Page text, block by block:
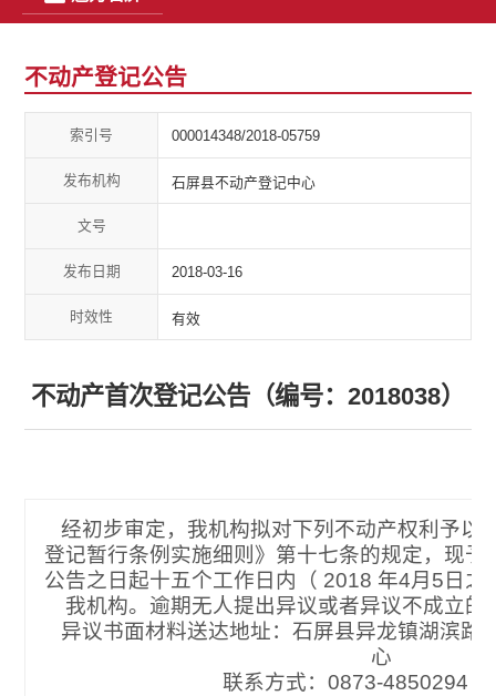
不动产登记公告
索引号 000014348/2018-05759
发布机构 石屏县不动产登记中心
文号
发布日期 2018-03-16
时效性 有效
不动产首次登记公告（编号：2018038）
经初步审定，我机构拟对下列不动产权利予以
登记暂行条例实施细则》第十七条的规定，现
公告之日起十五个工作日内（ 2018 年4月5日之
我机构。逾期无人提出异议或者异议不成立的
异议书面材料送达地址：石屏县异龙镇湖滨路
心
联系方式：0873-